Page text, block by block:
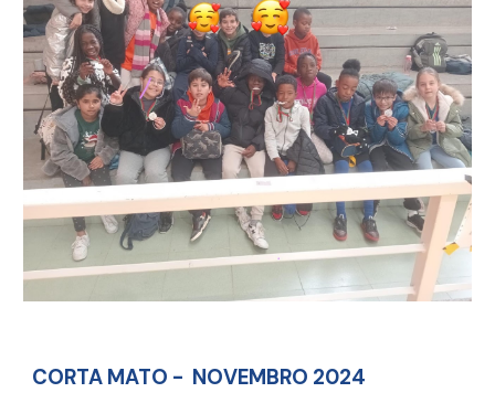
CORTA MATO - NOVEMBRO 2024